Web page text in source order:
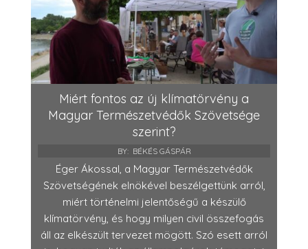
Miért fontos az új klímatörvény a
Magyar Természetvédők Szövetsége
szerint?
BY: BÉKÉS GÁSPÁR
Éger Ákossal, a Magyar Természetvédők
Szövetségének elnökével beszélgettünk arról,
miért történelmi jelentőségű a készülő
klímatörvény, és hogy milyen civil összefogás
áll az elkészült tervezet mögött. Szó esett arról